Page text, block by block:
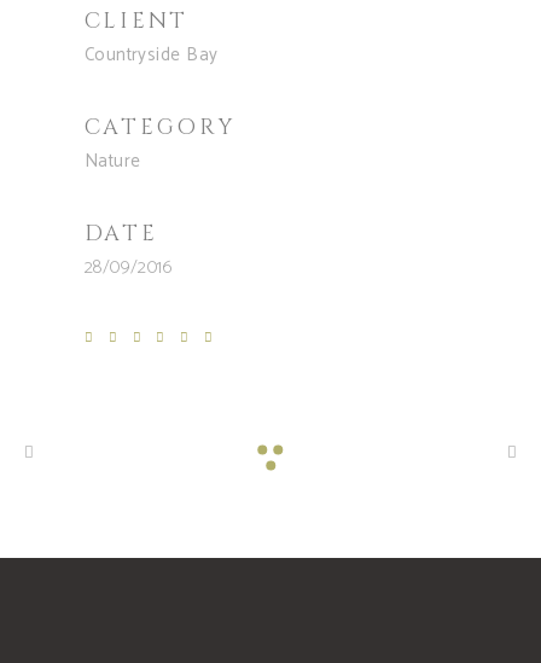
CLIENT
Countryside Bay
CATEGORY
Nature
DATE
28/09/2016